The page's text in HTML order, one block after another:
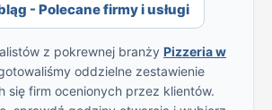
- Polecane firmy i usługi
z pokrewnej branży Pizzeria w
oddzielne zestawienie
się firm ocenionych przez klientów.